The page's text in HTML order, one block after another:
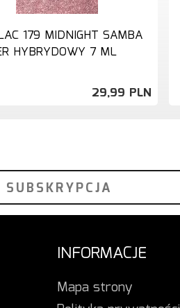
179 MIDNIGHT SAMBA
HYBRYDOWY 7 ML
29,99 PLN
INFORMACJE
Mapa strony